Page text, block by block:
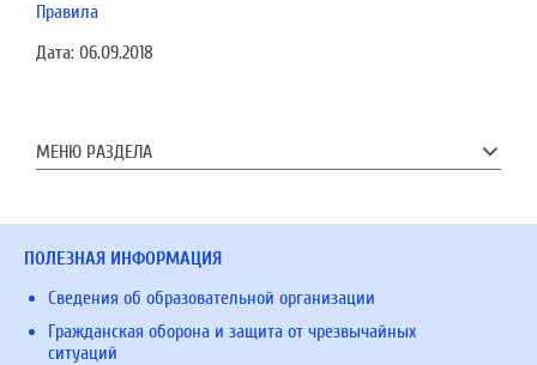
Правила
Дата: 06.09.2018
МЕНЮ РАЗДЕЛА
ПОЛЕЗНАЯ ИНФОРМАЦИЯ
Сведения об образовательной организации
Гражданская оборона и защита от чрезвычайных
ситуаций